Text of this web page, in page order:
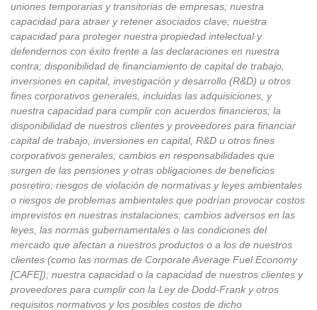
uniones temporarias y transitorias de empresas; nuestra
capacidad para atraer y retener asociados clave; nuestra
capacidad para proteger nuestra propiedad intelectual y
defendernos con éxito frente a las declaraciones en nuestra
contra; disponibilidad de financiamiento de capital de trabajo,
inversiones en capital, investigación y desarrollo (R&D) u otros
fines corporativos generales, incluidas las adquisiciones, y
nuestra capacidad para cumplir con acuerdos financieros; la
disponibilidad de nuestros clientes y proveedores para financiar
capital de trabajo, inversiones en capital, R&D u otros fines
corporativos generales; cambios en responsabilidades que
surgen de las pensiones y otras obligaciones de beneficios
posretiro; riesgos de violación de normativas y leyes ambientales
o riesgos de problemas ambientales que podrían provocar costos
imprevistos en nuestras instalaciones; cambios adversos en las
leyes, las normas gubernamentales o las condiciones del
mercado que afectan a nuestros productos o a los de nuestros
clientes (como las normas de Corporate Average Fuel Economy
[CAFE]); nuestra capacidad o la capacidad de nuestros clientes y
proveedores para cumplir con la Ley de Dodd-Frank y otros
requisitos normativos y los posibles costos de dicho